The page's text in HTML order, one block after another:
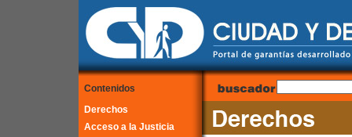
Contenidos
Derechos
Acceso a la Justicia